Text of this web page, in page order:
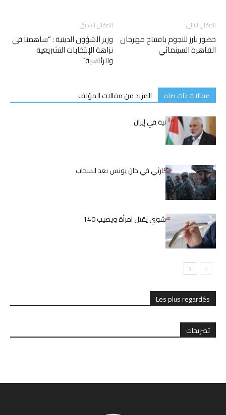
المقال السابق
وزير الشؤون الدينية : “ساهمنا في
نزاهة الإنتخابات التشريعية
والرئاسية”
المقال التالى
حضور بارز للنجوم بافتتاح مهرجان
القاهرة السينمائي
مقالات ذات صله
المزيد من مقالات المؤلف
اغتيال إسماعيل هنية في إيران
الوضع الإنساني الكارثي في خان يونس بعد انسحاب
الجيش الإسرائيلي
اليابان.. ثعبان بحر مشوي يقتل امرأة ويصيب 140
بالمرض
Les plus regardés
تصريحات